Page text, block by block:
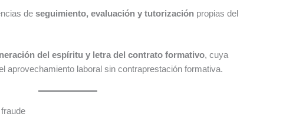
deseguimiento, evaluación y tutorización propias del
del espíritu y letra del contrato formativo, cuya
aprovechamiento laboral sin contraprestación formativa.